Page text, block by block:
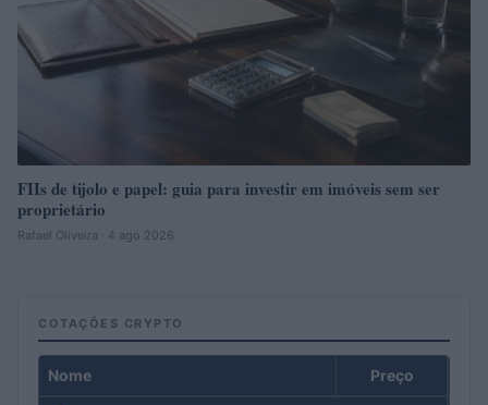
FIIs de tijolo e papel: guia para investir em imóveis sem ser
proprietário
Rafael Oliveira · 4 ago 2026
COTAÇÕES CRYPTO
Nome Preço